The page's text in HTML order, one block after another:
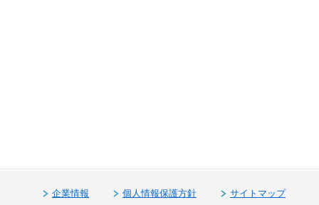
企業情報 個人情報保護方針 サイトマップ